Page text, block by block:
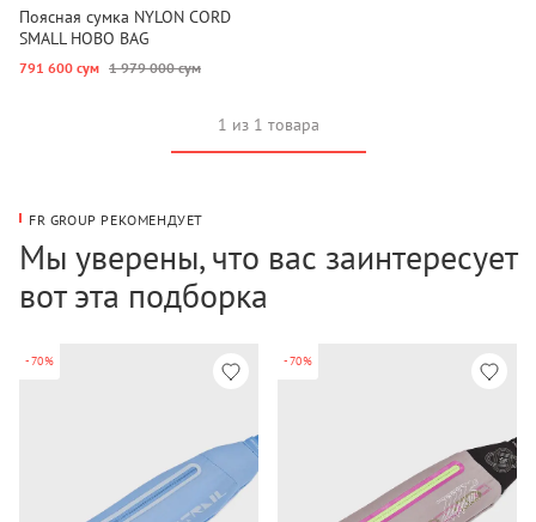
Поясная сумка NYLON CORD
SMALL HOBO BAG
791 600 сум 1 979 000 сум
1 из 1 товара
FR GROUP РЕКОМЕНДУЕТ
Мы уверены, что вас заинтересует
вот эта подборка
-70% -70%